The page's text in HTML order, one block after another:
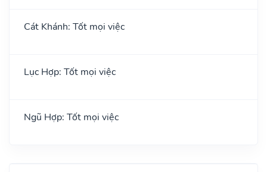
Cát Khánh: Tốt mọi việc
Lục Hợp: Tốt mọi việc
Ngũ Hợp: Tốt mọi việc